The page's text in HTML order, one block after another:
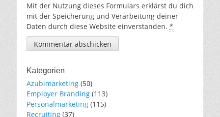
Mit der Nutzung dieses Formulars erklärst du dich
mit der Speicherung und Verarbeitung deiner
Daten durch diese Website einverstanden. *
Kategorien
Azubimarketing (50)
Employer Branding (113)
Personalmarketing (115)
Recruiting (37)